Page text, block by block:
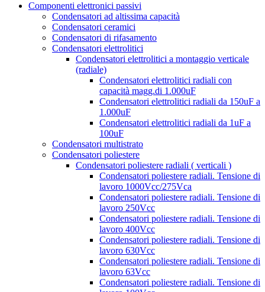
Componenti elettronici passivi
Condensatori ad altissima capacità
Condensatori ceramici
Condensatori di rifasamento
Condensatori elettrolitici
Condensatori elettrolitici a montaggio verticale
(radiale)
Condensatori elettrolitici radiali con
capacità magg.di 1.000uF
Condensatori elettrolitici radiali da 150uF a
1.000uF
Condensatori elettrolitici radiali da 1uF a
100uF
Condensatori multistrato
Condensatori poliestere
Condensatori poliestere radiali ( verticali )
Condensatori poliestere radiali. Tensione di
lavoro 1000Vcc/275Vca
Condensatori poliestere radiali. Tensione di
lavoro 250Vcc
Condensatori poliestere radiali. Tensione di
lavoro 400Vcc
Condensatori poliestere radiali. Tensione di
lavoro 630Vcc
Condensatori poliestere radiali. Tensione di
lavoro 63Vcc
Condensatori poliestere radiali. Tensione di